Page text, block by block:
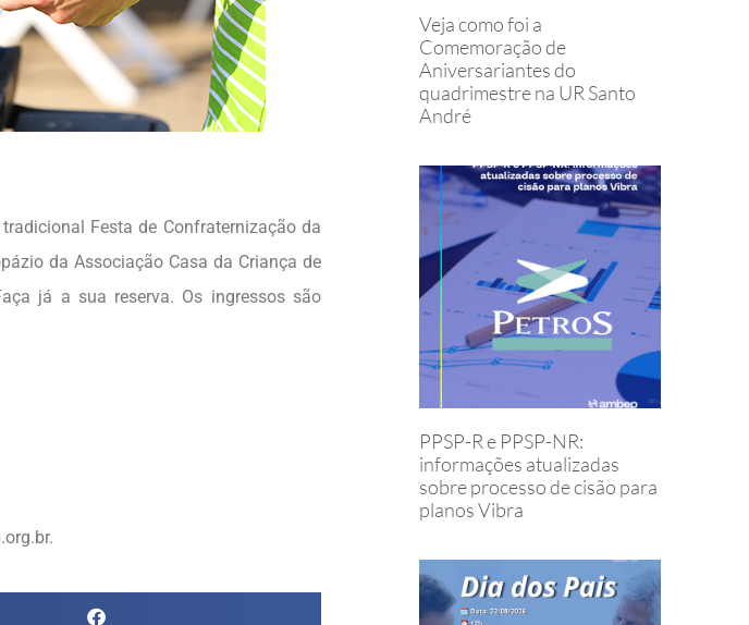
Festa de Confraternização da
da Associação Casa da Criança de
já a sua reserva. Os ingressos são
Veja como foi a
Comemoração de
Aniversariantes do
quadrimestre na UR Santo
André
PPSP-R e PPSP-NR:
informações atualizadas
sobre processo de cisão para
planos Vibra